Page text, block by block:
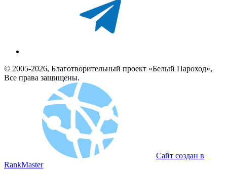
© 2005-2026, Благотворительный проект «Белый Пароход»,
Все права защищены.
Сайт создан в
RankMaster